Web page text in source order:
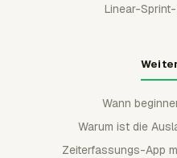
Linear-
Wann
Warum ist die
Zeiterfassungs-App